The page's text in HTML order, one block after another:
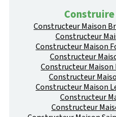
Construire
Constructeur Maison
Constructeur
Constructeur Maison
Constructeur
Constructeur Maison
Constructeur
Constructeur Maison
Constructeur
Constructeur